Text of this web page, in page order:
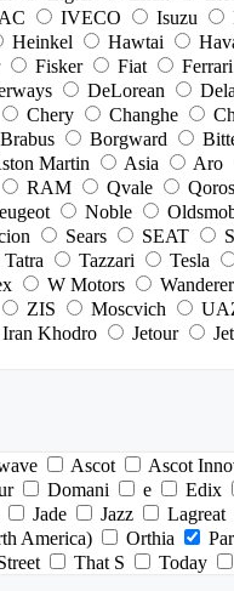
IVECO Isuzu
Heinkel Hawtai
Fisker Fiat Ferrari
DeLorean
Chery Changhe
Brabus Borgward
Martin Asia Aro
RAM Qvale Qoros
Noble
Sears SEAT
Tatra Tazzari Tesla
W Motors Wanderer
ZIS Moscvich
Iran Khodro Jetour
Ascot Ascot
Domani e Edix
Jade Jazz Lagreat
America) Orthia
That S Today